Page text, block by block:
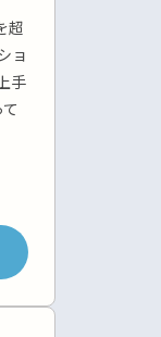
超
ョ
手